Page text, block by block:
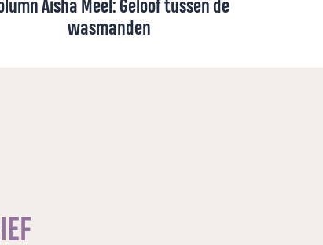
Aisha Meel: Geloof tussen de
wasmanden